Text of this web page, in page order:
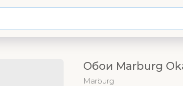
Обои Marburg
Marburg